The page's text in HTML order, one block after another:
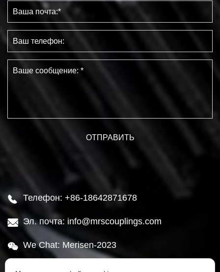
 Телефон: +86-18642871678
 Эл. почта: info@mrscouplings.com
 We Chat: Merisen-2023